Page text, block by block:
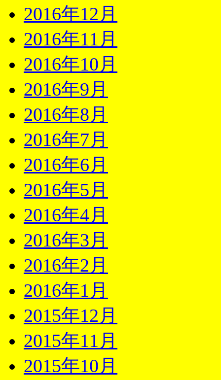
2016年12月
2016年11月
2016年10月
2016年9月
2016年8月
2016年7月
2016年6月
2016年5月
2016年4月
2016年3月
2016年2月
2016年1月
2015年12月
2015年11月
2015年10月